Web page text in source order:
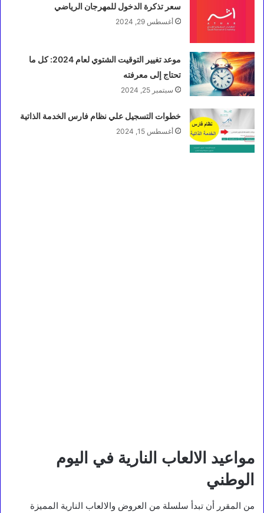
سعر تذكرة الدخول للمهرجان الرياضي
أغسطس 29, 2024
موعد تغيير التوقيت الشتوي لعام 2024: كل ما
تحتاج إلى معرفته
سبتمبر 25, 2024
خطوات التسجيل علي نظام فارس الخدمة الذاتية
أغسطس 15, 2024
مواعيد الالعاب النارية في اليوم
الوطني
من المقرر أن تبدأ سلسلة من العروض والالعاب النارية المميزة